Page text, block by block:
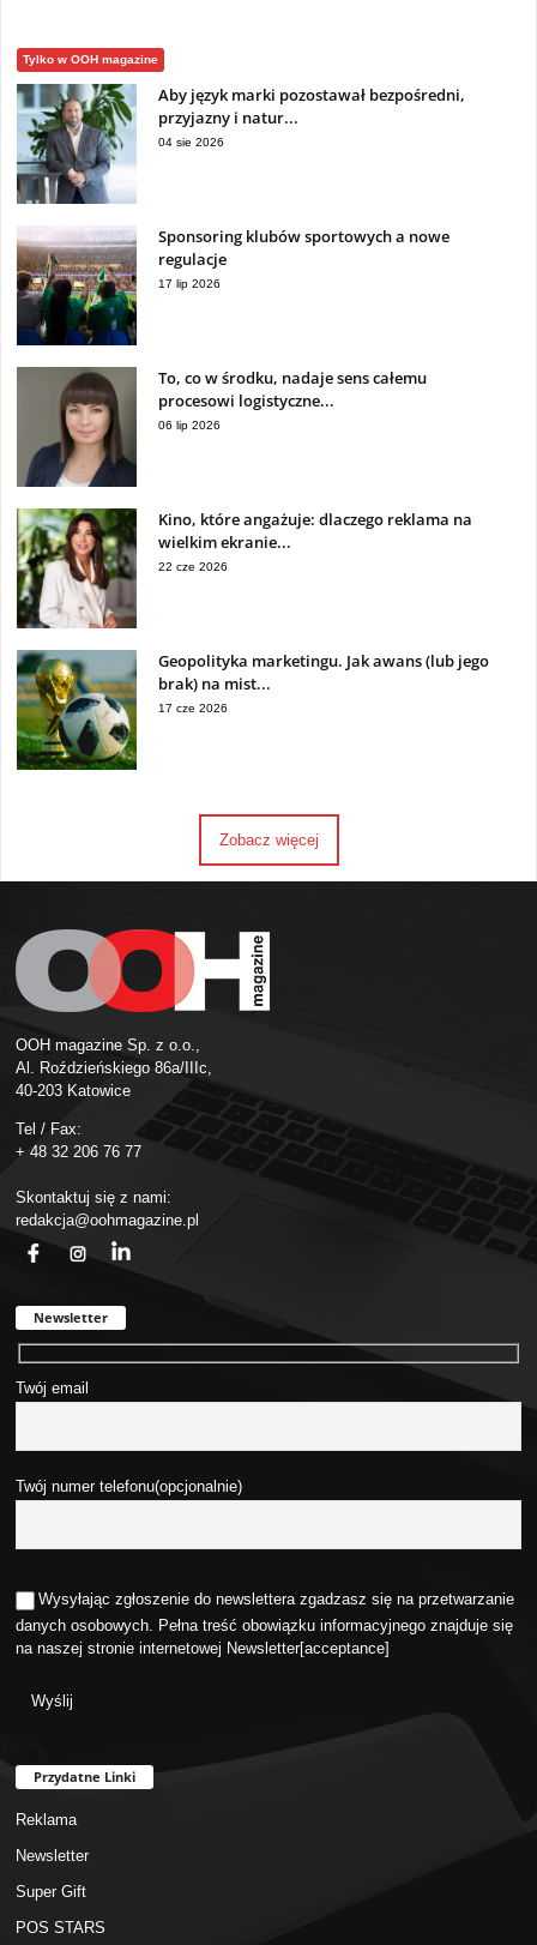
Tylko w OOH magazine
Aby język marki pozostawał bezpośredni,
przyjazny i natur...
04 sie 2026
Sponsoring klubów sportowych a nowe
regulacje
17 lip 2026
To, co w środku, nadaje sens całemu
procesowi logistyczne...
06 lip 2026
Kino, które angażuje: dlaczego reklama na
wielkim ekranie...
22 cze 2026
Geopolityka marketingu. Jak awans (lub jego
brak) na mist...
17 cze 2026
Zobacz więcej
OOH magazine Sp. z o.o.,
Al. Roździeńskiego 86a/IIIc,
40-203 Katowice
Tel / Fax:
+ 48 32 206 76 77
Skontaktuj się z nami:
redakcja@oohmagazine.pl
Newsletter
Twój email
Twój numer telefonu(opcjonalnie)
Wysyłając zgłoszenie do newslettera zgadzasz się na przetwarzanie
danych osobowych. Pełna treść obowiązku informacyjnego znajduje się
na naszej stronie internetowej Newsletter[acceptance]
Przydatne Linki
Reklama
Newsletter
Super Gift
POS STARS